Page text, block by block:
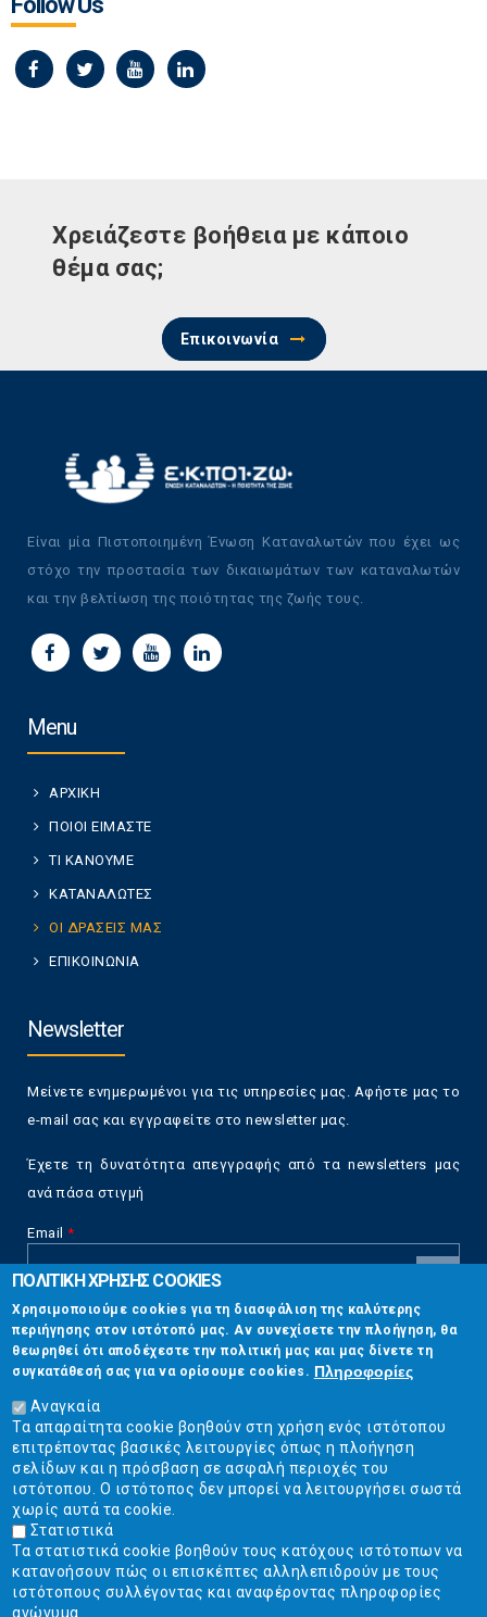
Χρειάζεστε βοήθεια με κάποιο
θέμα σας;
Επικοινωνία
Είναι μία Πιστοποιημένη Ένωση Καταναλωτών που έχει ως
στόχο την προστασία των δικαιωμάτων των καταναλωτών
και την βελτίωση της ποιότητας της ζωής τους.
Menu
ΑΡΧΙΚΗ
ΠΟΙΟΙ ΕΙΜΑΣΤΕ
ΤΙ ΚΑΝΟΥΜΕ
ΚΑΤΑΝΑΛΩΤΕΣ
ΟΙ ΔΡΑΣΕΙΣ ΜΑΣ
ΕΠΙΚΟΙΝΩΝΙΑ
Newsletter
Μείνετε ενημερωμένοι για τις υπηρεσίες μας. Αφήστε μας το
e-mail σας και εγγραφείτε στο newsletter μας.
Έχετε τη δυνατότητα απεγγραφής από τα newsletters μας
ανά πάσα στιγμή
Email *
CAPTCHA
This
question is
for testing
whether or
not you are a
human visitor
and to
prevent
automated
spam
submissions.
5+2
Επικοινωνία
Στουρνάρη 17, Αθήνα 10683
2103304444
info@ekpizo.gr
www.ekpizo.gr
Δευ - Πεμ:10:00 πμ - 2:00 μμ
Σάβ - Κυρ: Κλειστά
ΠΟΛΙΤΙΚΗ ΧΡΗΣΗΣ COOKIES
Χρησιμοποιούμε cookies για τη διασφάλιση της καλύτερης
περιήγησης στον ιστότοπό μας. Αν συνεχίσετε την πλοήγηση, θα
θεωρηθεί ότι αποδέχεστε την πολιτική μας και μας δίνετε τη
συγκατάθεσή σας για να ορίσουμε cookies. Πληροφορίες
Αναγκαία
Τα απαραίτητα cookie βοηθούν στη χρήση ενός ιστότοπου
επιτρέποντας βασικές λειτουργίες όπως η πλοήγηση
σελίδων και η πρόσβαση σε ασφαλή περιοχές του
ιστότοπου. Ο ιστότοπος δεν μπορεί να λειτουργήσει σωστά
χωρίς αυτά τα cookie.
Στατιστικά
Τα στατιστικά cookie βοηθούν τους κατόχους ιστότοπων να
κατανοήσουν πώς οι επισκέπτες αλληλεπιδρούν με τους
ιστότοπους συλλέγοντας και αναφέροντας πληροφορίες
ανώνυμα.